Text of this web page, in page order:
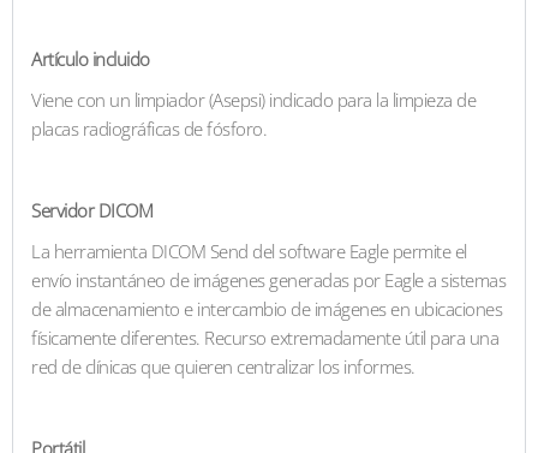
Artículo incluido
Viene con un limpiador (Asepsi) indicado para la limpieza de
placas radiográficas de fósforo.
Servidor DICOM
La herramienta DICOM Send del software Eagle permite el
envío instantáneo de imágenes generadas por Eagle a sistemas
de almacenamiento e intercambio de imágenes en ubicaciones
físicamente diferentes. Recurso extremadamente útil para una
red de clínicas que quieren centralizar los informes.